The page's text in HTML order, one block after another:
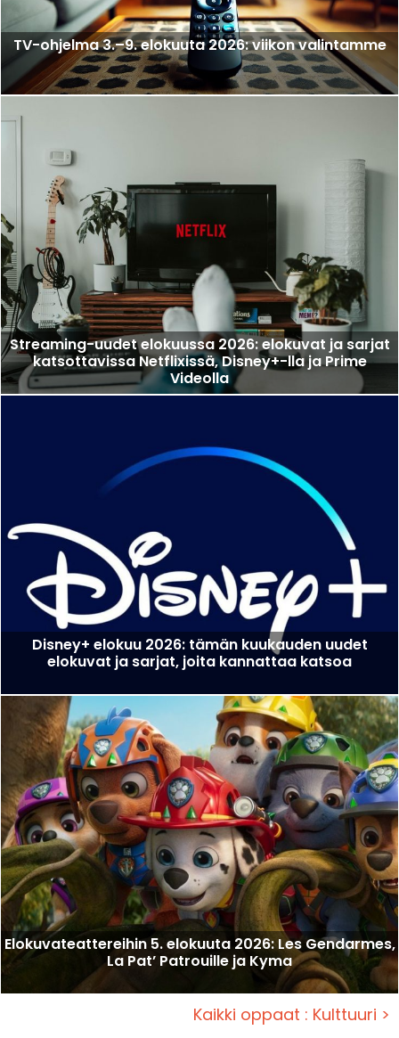
TV-ohjelma 3.–9. elokuuta 2026: viikon valintamme
Streaming-uudet elokuussa 2026: elokuvat ja sarjat
katsottavissa Netflixissä, Disney+-lla ja Prime
Videolla
Disney+ elokuu 2026: tämän kuukauden uudet
elokuvat ja sarjat, joita kannattaa katsoa
Elokuvateattereihin 5. elokuuta 2026: Les Gendarmes,
La Pat’ Patrouille ja Kyma
Kaikki oppaat : Kulttuuri >